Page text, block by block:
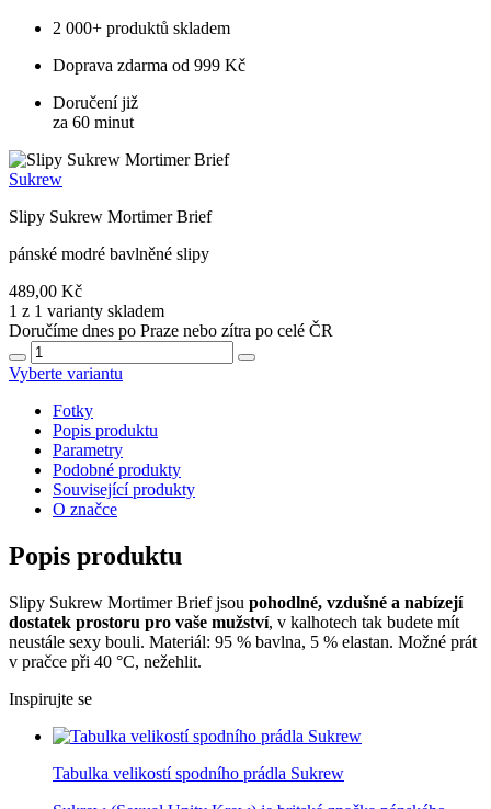
2 000+ produktů skladem
Doprava zdarma od 999 Kč
Doručení již
za 60 minut
Sukrew
Slipy Sukrew Mortimer Brief
pánské modré bavlněné slipy
489,00 Kč
1 z 1 varianty skladem
Doručíme dnes po Praze nebo zítra po celé ČR
Vyberte variantu
Fotky
Popis produktu
Parametry
Podobné produkty
Související produkty
O značce
Popis produktu
Slipy Sukrew Mortimer Brief jsou pohodlné, vzdušné a nabízejí
dostatek prostoru pro vaše mužství, v kalhotech tak budete mít
neustále sexy bouli. Materiál: 95 % bavlna, 5 % elastan. Možné prát
v pračce při 40 °C, nežehlit.
Inspirujte se
Tabulka velikostí spodního prádla Sukrew